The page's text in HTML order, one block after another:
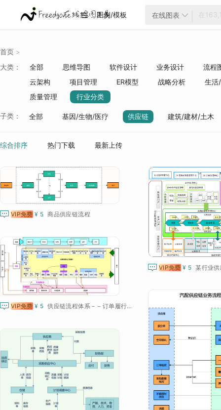
 图例/模板 在线图表 
首页 >
大类： 全部 思维导图 软件设计 业务设计
流程
云架构
项目管理 ER模型 战略分析
生活
质量管理
行业分类
子类： 全部 基因/生物/医疗 供应链
建筑/建材/土木
综合排序
热门下载 最新上传
 VIP免费 ¥ 5 商品供应链流程
 VIP免费 ¥ 5 某行业
 VIP免费 ¥ 5 供应链流程体系－－订单履行业务